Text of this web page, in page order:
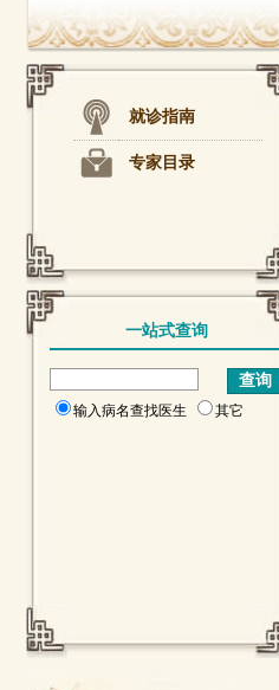
就诊指南
专家目录
一站式查询
输入病名查找医生 其它